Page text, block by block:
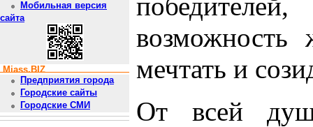
Мобильная версия
сайта
Miass.BIZ
Предприятия города
Городские сайты
Городские СМИ
возможность
мечтать и
От всей